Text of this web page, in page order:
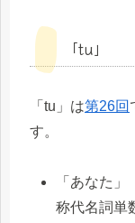
「tu」
「tu」は第26回
す。
「あなた
称代名詞単